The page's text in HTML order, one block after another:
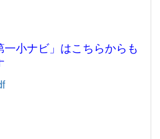
小ナビ」はこちらからも